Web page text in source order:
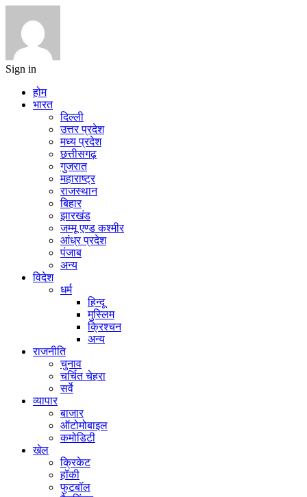
Sign in
होम
भारत
दिल्ली
उत्तर प्रदेश
मध्य प्रदेश
छत्तीसगढ़
गुजरात
महाराष्ट्र
राजस्थान
बिहार
झारखंड
जम्मू एण्ड कश्मीर
आंध्र प्रदेश
पंजाब
अन्य
विदेश
धर्म
हिन्दू
मुस्लिम
क्रिश्चन
अन्य
राजनीति
चुनाव
चर्चित चेहरा
सर्वे
व्यापार
बाजार
ऑटोमोबाइल
कमोडिटी
खेल
क्रिकेट
हॉकी
फुटबॉल